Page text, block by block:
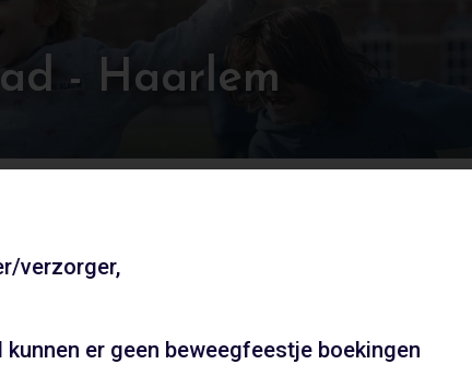
- Haarlem
verzorger,
kunnen er geen beweegfeestje boekingen